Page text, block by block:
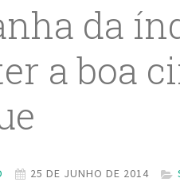
da
a boa
25 DE JUNHO DE 2014